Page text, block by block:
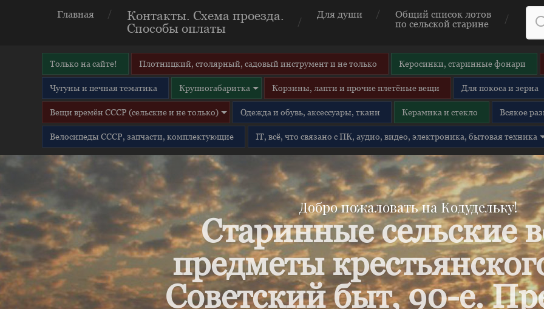
Главная
Контакты. Схема проезда.
Способы оплаты
Для души
Общий список лотов
по сельской старине
Только на сайте! Плотницкий, столярный, садовый инструмент и не только Керосинки, старинные фонари
Чугуны и печная тематика Крупногабаритка Корзины, лапти и прочие плетёные вещи Для покоса и зерна
Вещи времён СССР (сельские и не только) Одежда и обувь, аксессуары, ткани Керамика и стекло Всякое
Велосипеды СССР, запчасти, комплектующие IT, всё, что связано с ПК, аудио, видео, электроника, бытовая техника
Добро пожаловать на Кодудельку!
Старинные сельские
предметы
Советский быт, 90-е.